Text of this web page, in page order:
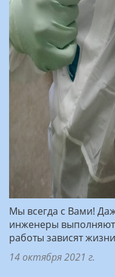
Мы всегда с Вами!
инженеры выполняют
работы зависят
14 октября 2021 г.